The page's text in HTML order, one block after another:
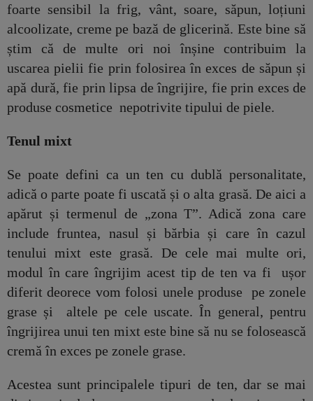
foarte sensibil la frig, vânt, soare, săpun, loțiuni
alcoolizate, creme pe bază de glicerină. Este bine să
știm că de multe ori noi înșine contribuim la
uscarea pielii fie prin folosirea în exces de săpun și
apă dură, fie prin lipsa de îngrijire, fie prin exces de
produse cosmetice nepotrivite tipului de piele.
Tenul mixt
Se poate defini ca un ten cu dublă personalitate,
adică o parte poate fi uscată și o alta grasă. De aici a
apărut și termenul de „zona T”. Adică zona care
include fruntea, nasul și bărbia și care în cazul
tenului mixt este grasă. De cele mai multe ori,
modul în care îngrijim acest tip de ten va fi ușor
diferit deorece vom folosi unele produse pe zonele
grase și altele pe cele uscate. În general, pentru
îngrijirea unui ten mixt este bine să nu se folosească
cremă în exces pe zonele grase.
Acestea sunt principalele tipuri de ten, dar se mai